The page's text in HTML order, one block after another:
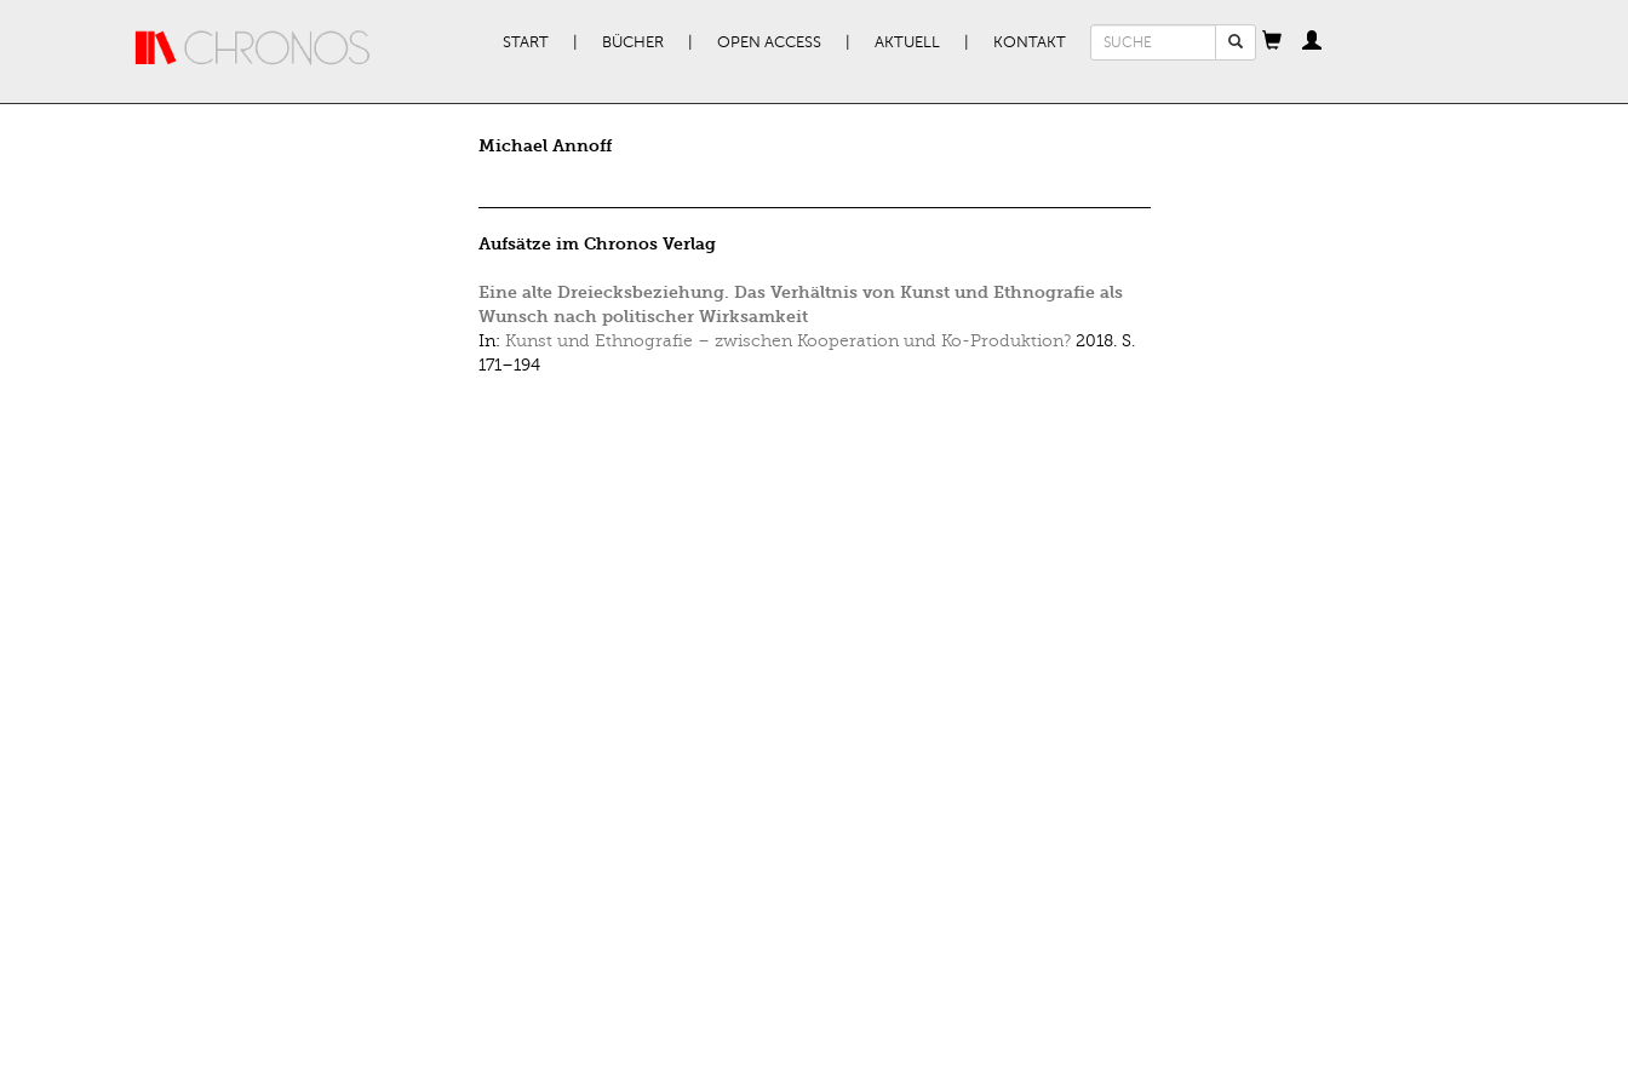
START BÜCHER OPEN ACCESS AKTUELL KONTAKT
Suchformular
Michael Annoff
Aufsätze im Chronos Verlag
Eine alte Dreiecksbeziehung. Das Verhältnis von Kunst und Ethnografie als
Wunsch nach politischer Wirksamkeit
In: Kunst und Ethnografie – zwischen Kooperation und Ko-Produktion? 2018. S.
171–194